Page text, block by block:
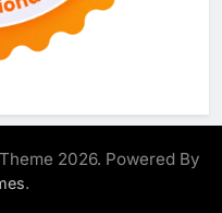
2026. Powered By
.